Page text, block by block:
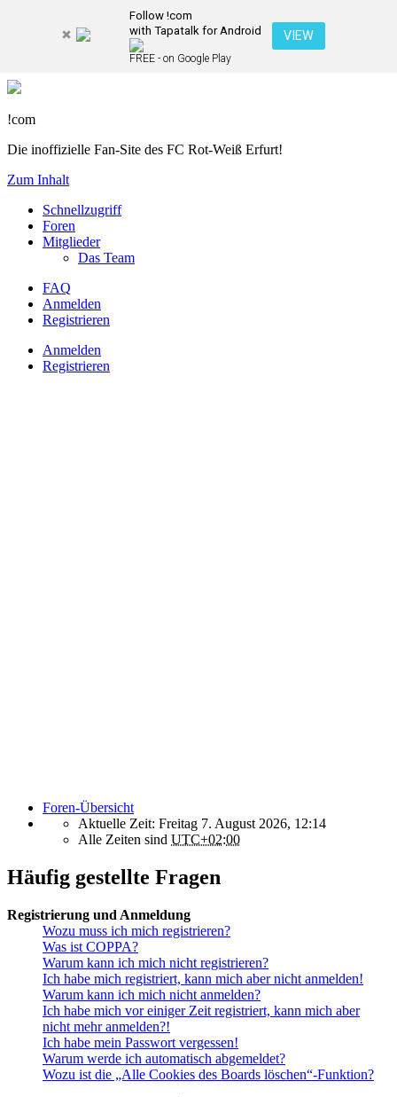
Follow !com
with Tapatalk for Android
FREE - on Google Play
VIEW
!com
Die inoffizielle Fan-Site des FC Rot-Weiß Erfurt!
Zum Inhalt
Schnellzugriff
Foren
Mitglieder
Das Team
FAQ
Anmelden
Registrieren
Anmelden
Registrieren
Foren-Übersicht
Aktuelle Zeit: Freitag 7. August 2026, 12:14
Alle Zeiten sind UTC+02:00
Häufig gestellte Fragen
Registrierung und Anmeldung
Wozu muss ich mich registrieren?
Was ist COPPA?
Warum kann ich mich nicht registrieren?
Ich habe mich registriert, kann mich aber nicht anmelden!
Warum kann ich mich nicht anmelden?
Ich habe mich vor einiger Zeit registriert, kann mich aber
nicht mehr anmelden?!
Ich habe mein Passwort vergessen!
Warum werde ich automatisch abgemeldet?
Wozu ist die „Alle Cookies des Boards löschen“-Funktion?